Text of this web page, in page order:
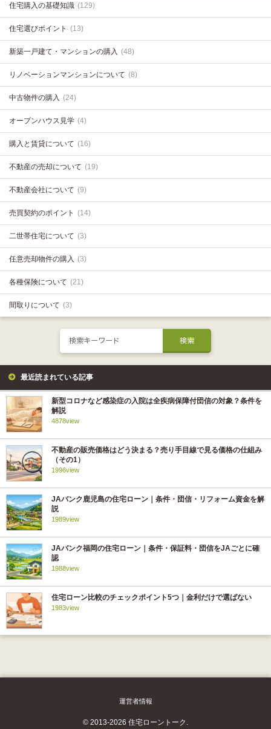
住宅購入の基礎知識 (129)
住宅選びポイント (13)
新築一戸建て・マンションの購入 (48)
リノベーションマンションについて (8)
中古物件の購入 (24)
オープンハウス見学 (4)
購入と賃貸について (16)
不動産の売却について (19)
不動産会社について (9)
売買契約のポイント (14)
二世帯住宅について (3)
任意売却物件の購入 (3)
各種保険について (21)
間取りについて (3)
最近読まれている記事
新型コロナなど感染症の入院は全疾病保障付団信の対象？条件を
解説
4878view
不動産の販売価格はどう決まる？売り手目線で見る価格の仕組み
（その1）
1996view
JAバンク鹿児島の住宅ローン｜条件・団信・リフォーム資金を解
説
1989view
JAバンク福岡の住宅ローン｜条件・保証料・団信をJAごとに確
認
1988view
住宅ローン比較のチェックポイント5つ｜金利だけで選ばない
1983view
運営者情報
© 2013-2026 住宅ローントーク.